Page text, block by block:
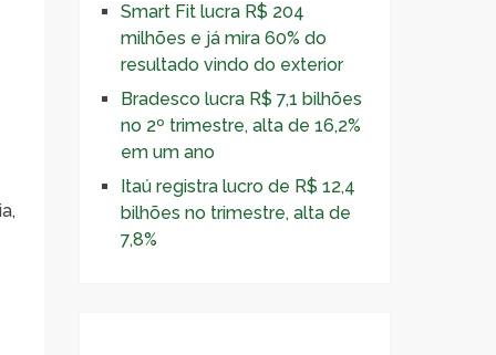
Smart Fit lucra R$ 204
milhões e já mira 60% do
resultado vindo do exterior
Bradesco lucra R$ 7,1 bilhões
no 2º trimestre, alta de 16,2%
em um ano
Itaú registra lucro de R$ 12,4
bilhões no trimestre, alta de
7,8%